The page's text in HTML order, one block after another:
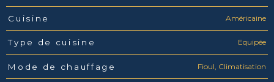
Cuisine Américaine
Type de cuisine Equipée
Mode de chauffage Fioul, Climatisation